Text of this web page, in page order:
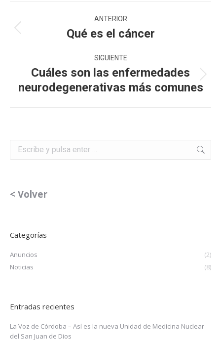
Navegación
entre
publicaciones
ANTERIOR
Publicación
Qué es el cáncer
SIGUIENTE
Publicación
siguiente:
Cuáles son las enfermedades
neurodegenerativas más comunes
Buscar:
< Volver
Categorías
Anuncios
(2)
Noticias
(8)
Entradas recientes
La Voz de Córdoba – Así es la nueva Unidad de Medicina Nuclear
del San Juan de Dios